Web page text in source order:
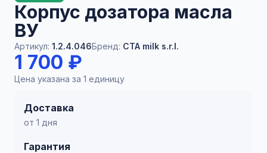
Корпус дозатора масла
ВУ
Артикул: 1.2.4.046Бренд: CTA milk s.r.l.
1 700 ₽
Цена указана за 1 единицу
Доставка
от 1 дня
Гарантия